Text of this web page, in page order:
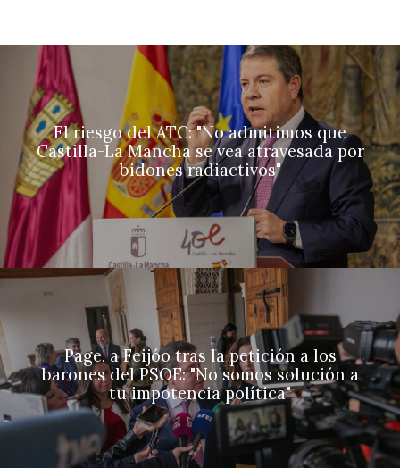
El riesgo del ATC: "No admitimos que
Castilla-La Mancha se vea atravesada por
bidones radiactivos"
Page, a Feijóo tras la petición a los
barones del PSOE: "No somos solución a
tu impotencia política"